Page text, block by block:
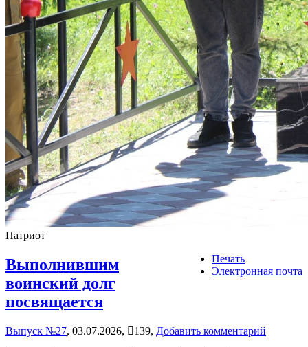
Патриот
Печать
Электронная почта
Выполнившим
воинский долг
посвящается
Выпуск №27, 03.07.2026, 139, Добавить комментарий